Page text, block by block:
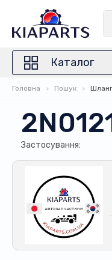
Каталог
Головна Пошук
Застосування: